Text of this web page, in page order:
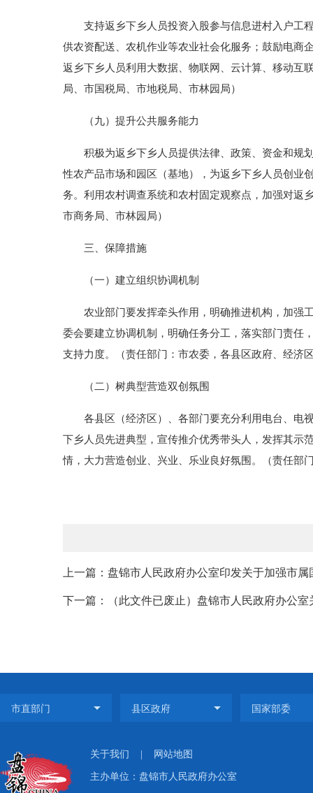
支持返乡下乡人员投资入股参与信息进村入户工程
供农资配送、农机作业等农业社会化服务；鼓励电商
返乡下乡人员利用大数据、物联网、云计算、移动互
局、市国税局、市地税局、市林园局）
（九）提升公共服务能力
积极为返乡下乡人员提供法律、政策、资金和规划
性农产品市场和园区（基地），为返乡下乡人员创业
务。利用农村调查系统和农村固定观察点，加强对返
市商务局、市林园局）
三、保障措施
（一）建立组织协调机制
农业部门要发挥牵头作用，明确推进机构，加强工
委会要建立协调机制，明确任务分工，落实部门责任
支持力度。（责任部门：市农委，各县区政府、经济
（二）树典型营造双创氛围
各县区（经济区）、各部门要充分利用电台、电视
下乡人员先进典型，宣传推介优秀带头人，发挥其示
情，大力营造创业、兴业、乐业良好氛围。（责任部
上一篇：盘锦市人民政府办公室印发关于加强市
下一篇：（此文件已废止）盘锦市人民政府办公
关于我们 网站地图
主办单位：盘锦市人民政府办公室